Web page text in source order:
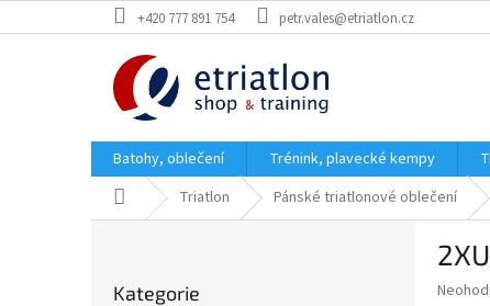
na
+420 777 891 754 petr.vales@etriatlon.cz
Batohy, oblečení Trénink, plavecké kempy
Domů Triatlon Pánské triatlonové oblečení
kategorie
Kategorie